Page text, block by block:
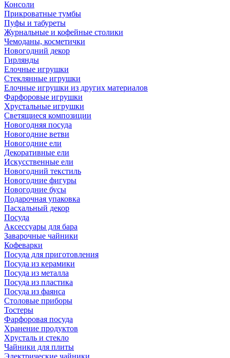
Консоли
Прикроватные тумбы
Пуфы и табуреты
Журнальные и кофейные столики
Чемоданы, косметички
Новогодний декор
Гирлянды
Елочные игрушки
Стеклянные игрушки
Елочные игрушки из других материалов
Фарфоровые игрушки
Хрустальные игрушки
Светящиеся композиции
Новогодняя посуда
Новогодние ветви
Новогодние ели
Декоративные ели
Искусственные ели
Новогодний текстиль
Новогодние фигуры
Новогодние бусы
Подарочная упаковка
Пасхальный декор
Посуда
Аксессуары для бара
Заварочные чайники
Кофеварки
Посуда для приготовления
Посуда из керамики
Посуда из металла
Посуда из пластика
Посуда из фаянса
Столовые приборы
Тостеры
Фарфоровая посуда
Хранение продуктов
Хрусталь и стекло
Чайники для плиты
Электрические чайники